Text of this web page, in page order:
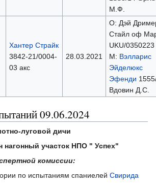
М.Ф.
Хантер Страйк
3842-21/0004-
03 акс
28.03.2021
О: Дэй
Стайл оф
UKU/0350223
М: Вэлларис
Эйделюкс
Эфенди
Вдовин Д.С.
09.06.2024
луговой дичи
нагонный участок НПО " Успех"
комиссии:
по испытаниям спаниелейСвирида